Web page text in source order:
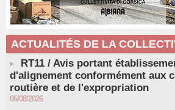
ACTUALITÉS DE LA
RT11 / Avis portant
d'alignement conformément aux
routière et de l'expropriation
06/08/2026